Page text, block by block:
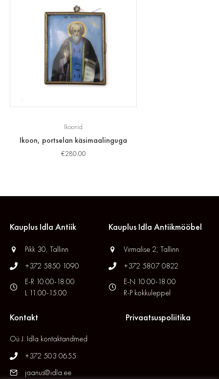
Ikoonid
Ikoon, portselan käsimaalinguga
€280.00
Kauplus Idla Antiik
Pikk 30, Tallinn
+372 5850 1090
E-R 10.00-18.00
L 11.00-15.00
Kauplus Idla Antiikmööbel
Virmalise 2, Tallinn
+372 5807 0822
E-N 10.00-18.00
R-P kokkuleppel
Kontakt
Oü J. Idla kontaktandmed
+372 503 0655
jaanus@idla.ee
Privaatsuspoliitika